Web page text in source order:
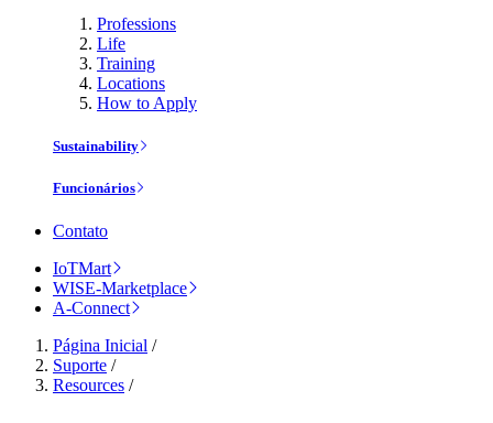
Professions
Life
Training
Locations
How to Apply
Sustainability
Funcionários
Contato
IoTMart
WISE-Marketplace
A-Connect
Página Inicial /
Suporte /
Resources /